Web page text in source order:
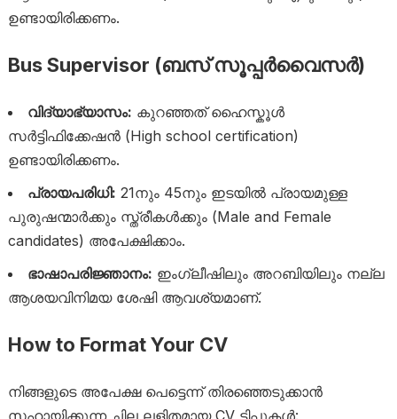
ഉണ്ടായിരിക്കണം.
Bus Supervisor (ബസ് സൂപ്പർവൈസർ)
വിദ്യാഭ്യാസം: കുറഞ്ഞത് ഹൈസ്കൂൾ
സർട്ടിഫിക്കേഷൻ (High school certification)
ഉണ്ടായിരിക്കണം.
പ്രായപരിധി: 21നും 45നും ഇടയിൽ പ്രായമുള്ള
പുരുഷന്മാർക്കും സ്ത്രീകൾക്കും (Male and Female
candidates) അപേക്ഷിക്കാം.
ഭാഷാപരിജ്ഞാനം: ഇംഗ്ലീഷിലും അറബിയിലും നല്ല
ആശയവിനിമയ ശേഷി ആവശ്യമാണ്.
How to Format Your CV
നിങ്ങളുടെ അപേക്ഷ പെട്ടെന്ന് തിരഞ്ഞെടുക്കാൻ
സഹായിക്കുന്ന ചില ലളിതമായ CV ടിപ്പുകൾ: